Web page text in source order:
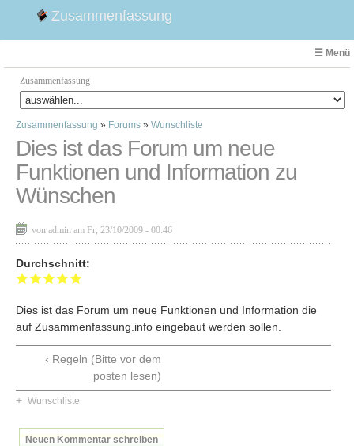
Zusammenfassung
☰ Menü
Zusammenfassung
Faust
Willhelm Tell
Effi Briest
Emilia Galotti
2. Weltkrieg
Weimarer Republik
Die Räuber
Woyzeck
Zusammenfassung » Forums » Wunschliste
Dies ist das Forum um neue
Funktionen und Information zu
Wünschen
von admin am Fr, 23/10/2009 - 00:46
Durchschnitt:
Dies ist das Forum um neue Funktionen und Information die
auf Zusammenfassung.info eingebaut werden sollen.
‹ Regeln (Bitte vor dem
posten lesen)
+ Wunschliste
Neuen Kommentar schreiben